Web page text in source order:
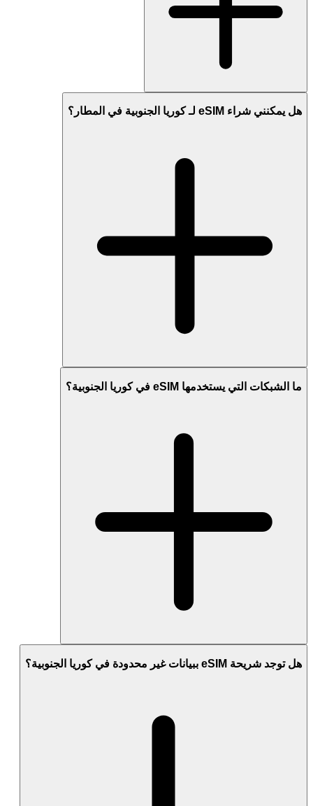
هل يمكنني شراء eSIM لـ كوريا الجنوبية في المطار؟
ما الشبكات التي يستخدمها eSIM في كوريا الجنوبية؟
هل توجد شريحة eSIM ببيانات غير محدودة في كوريا الجنوبية؟